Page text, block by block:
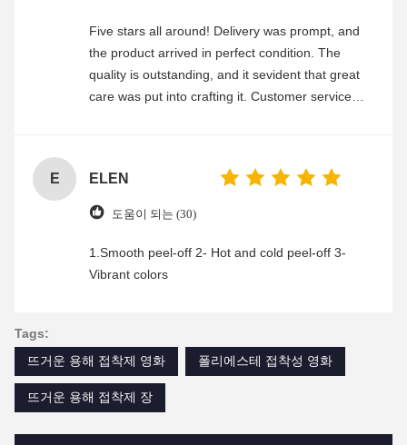
Five stars all around! Delivery was prompt, and
the product arrived in perfect condition. The
quality is outstanding, and it sevident that great
care was put into crafting it. Customer service
E ELEN
도움이 되는 (30)
1.Smooth peel-off 2- Hot and cold peel-off 3-
Vibrant colors
Tags:
뜨거운 용해 접착제 영화
폴리에스테 접착성 영화
뜨거운 용해 접착제 장